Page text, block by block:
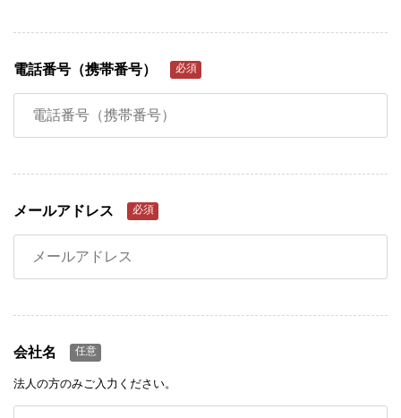
電話番号（携帯番号） 必須
メールアドレス 必須
会社名 任意
法人の方のみご入力ください。